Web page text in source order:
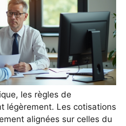
les règles de
légèrement. Les cotisations
alignées sur celles du